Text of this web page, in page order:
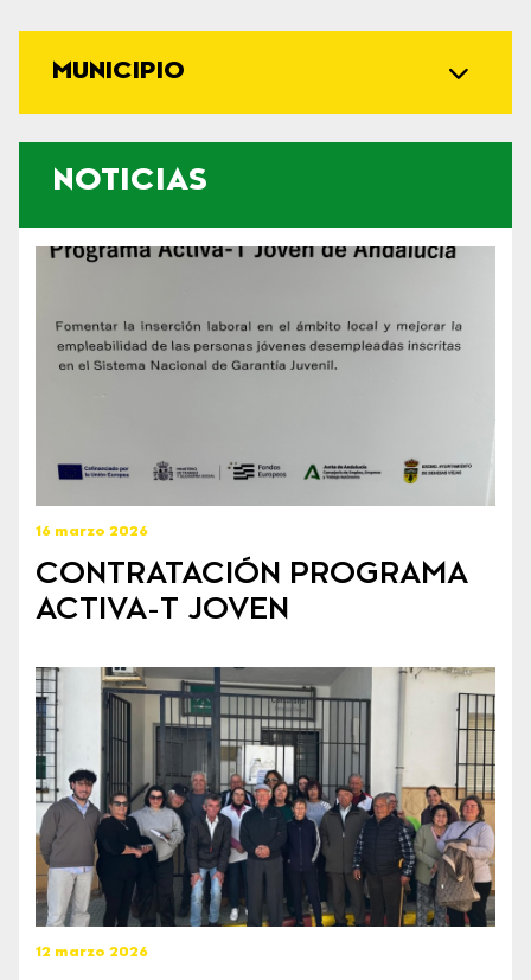
MUNICIPIO
NOTICIAS
16 marzo 2026
CONTRATACIÓN PROGRAMA
ACTIVA-T JOVEN
12 marzo 2026